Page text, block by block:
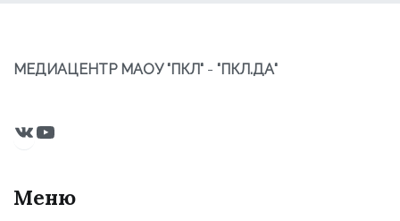
МЕДИАЦЕНТР МАОУ "ПКЛ" - "ПКЛ.ДА"
ВКонтакте
Меню